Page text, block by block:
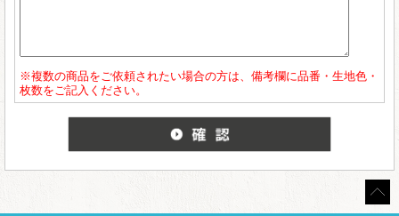
※複数の商品をご依頼されたい場合の方は、備考欄に品番・生地色・
枚数をご記入ください。